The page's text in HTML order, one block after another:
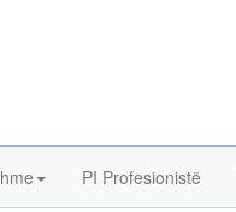
PI Profesionistë